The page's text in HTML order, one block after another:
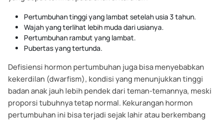
Pertumbuhan tinggi yang lambat setelah usia 3 tahun.
Wajah yang terlihat lebih muda dari usianya.
Pertumbuhan rambut yang lambat.
Pubertas yang tertunda.
Defisiensi hormon pertumbuhan juga bisa menyebabkan
kekerdilan (dwarfism), kondisi yang menunjukkan tinggi
badan anak jauh lebih pendek dari teman-temannya, meski
proporsi tubuhnya tetap normal. Kekurangan hormon
pertumbuhan ini bisa terjadi sejak lahir atau berkembang